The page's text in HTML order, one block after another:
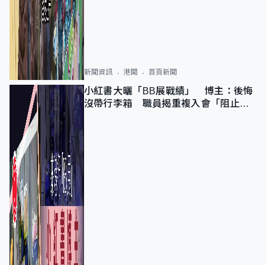
新聞資訊 港聞 首頁新聞
小紅書大曬「BB展戰績」 博主：後悔
沒帶行李箱 職員揭重複入會「阻止唔